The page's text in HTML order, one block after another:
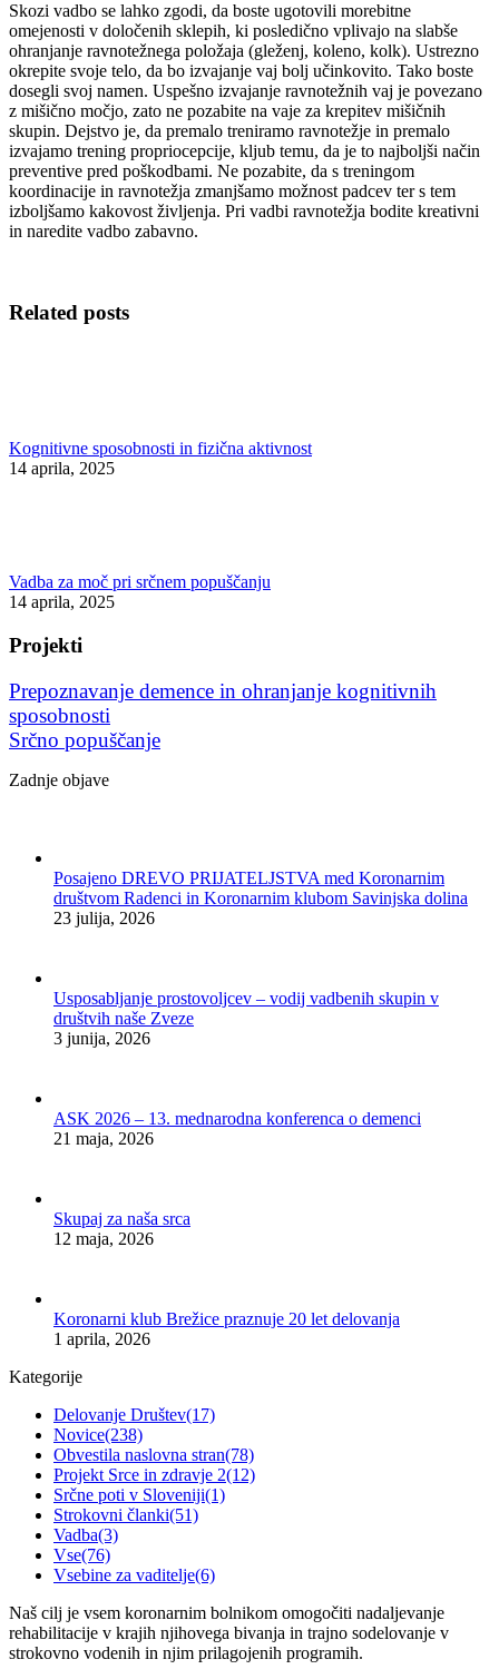
Skozi vadbo se lahko zgodi, da boste ugotovili morebitne
omejenosti v določenih sklepih, ki posledično vplivajo na slabše
ohranjanje ravnotežnega položaja (gleženj, koleno, kolk). Ustrezno
okrepite svoje telo, da bo izvajanje vaj bolj učinkovito. Tako boste
dosegli svoj namen. Uspešno izvajanje ravnotežnih vaj je povezano
z mišično močjo, zato ne pozabite na vaje za krepitev mišičnih
skupin. Dejstvo je, da premalo treniramo ravnotežje in premalo
izvajamo trening propriocepcije, kljub temu, da je to najboljši način
preventive pred poškodbami. Ne pozabite, da s treningom
koordinacije in ravnotežja zmanjšamo možnost padcev ter s tem
izboljšamo kakovost življenja. Pri vadbi ravnotežja bodite kreativni
in naredite vadbo zabavno.
Related posts
Kognitivne sposobnosti in fizična aktivnost
14 aprila, 2025
Vadba za moč pri srčnem popuščanju
14 aprila, 2025
Projekti
Prepoznavanje demence in ohranjanje kognitivnih
sposobnosti
Srčno popuščanje
Zadnje objave
Posajeno DREVO PRIJATELJSTVA med Koronarnim
društvom Radenci in Koronarnim klubom Savinjska dolina
23 julija, 2026
Usposabljanje prostovoljcev – vodij vadbenih skupin v
društvih naše Zveze
3 junija, 2026
ASK 2026 – 13. mednarodna konferenca o demenci
21 maja, 2026
Skupaj za naša srca
12 maja, 2026
Koronarni klub Brežice praznuje 20 let delovanja
1 aprila, 2026
Kategorije
Delovanje Društev(17)
Novice(238)
Obvestila naslovna stran(78)
Projekt Srce in zdravje 2(12)
Srčne poti v Sloveniji(1)
Strokovni članki(51)
Vadba(3)
Vse(76)
Vsebine za vaditelje(6)
Naš cilj je vsem koronarnim bolnikom omogočiti nadaljevanje
rehabilitacije v krajih njihovega bivanja in trajno sodelovanje v
strokovno vodenih in njim prilagojenih programih.